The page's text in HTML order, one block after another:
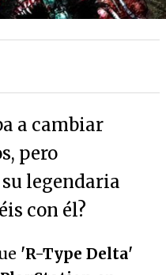
a cambiar
pero
legendaria
con él?
'R-Type Delta'